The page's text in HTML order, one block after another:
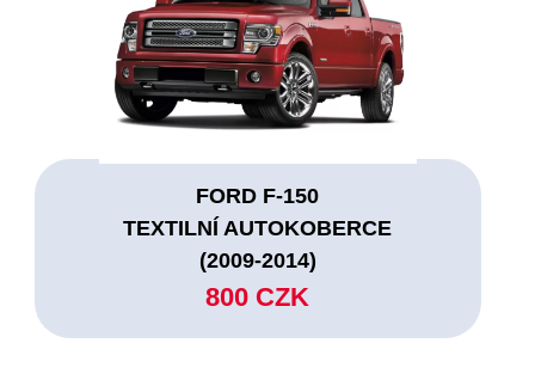
FORD F-150
TEXTILNÍ AUTOKOBERCE
(2009-2014)
800 CZK